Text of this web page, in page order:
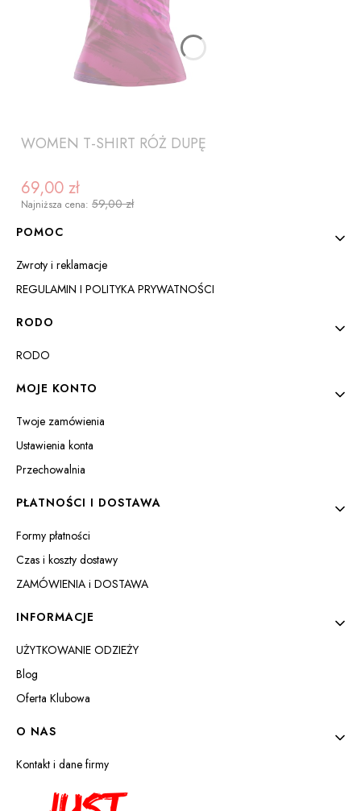
WOMEN T-SHIRT RÓŻ DUPĘ
Cena promocyjna
69,00 zł
Najniższa cena: 59,00 zł
Linki w stopce
POMOC
Zwroty i reklamacje
REGULAMIN I POLITYKA PRYWATNOŚCI
RODO
RODO
MOJE KONTO
Twoje zamówienia
Ustawienia konta
Przechowalnia
PŁATNOŚCI I DOSTAWA
Formy płatności
Czas i koszty dostawy
ZAMÓWIENIA i DOSTAWA
INFORMACJE
UŻYTKOWANIE ODZIEŻY
Blog
Oferta Klubowa
O NAS
Kontakt i dane firmy